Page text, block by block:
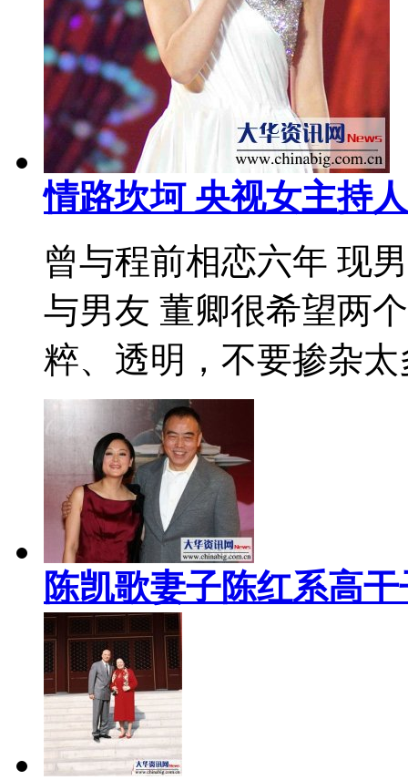
情路坎坷 央视女主持
曾与程前相恋六年 现
与男友 董卿很希望两
粹、透明，不要掺杂太
陈凯歌妻子陈红系高